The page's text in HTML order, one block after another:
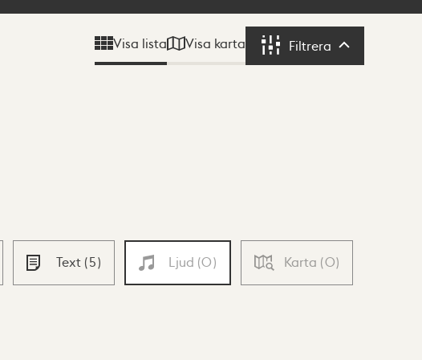
Visa lista Visa karta Filtrera Filtrera
Text (5) Ljud (0) Karta (0)